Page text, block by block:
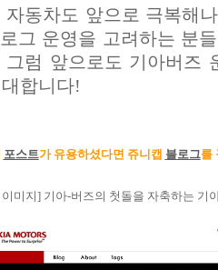
동차도 앞으로 극복해
그 운영을 고려하는 분
그럼 앞으로도 기아버즈
합니다!
포스트가 유용하셨다면 쥬니캡 블로그를
미지] 기아-버즈의 첫돌을 자축하는 기